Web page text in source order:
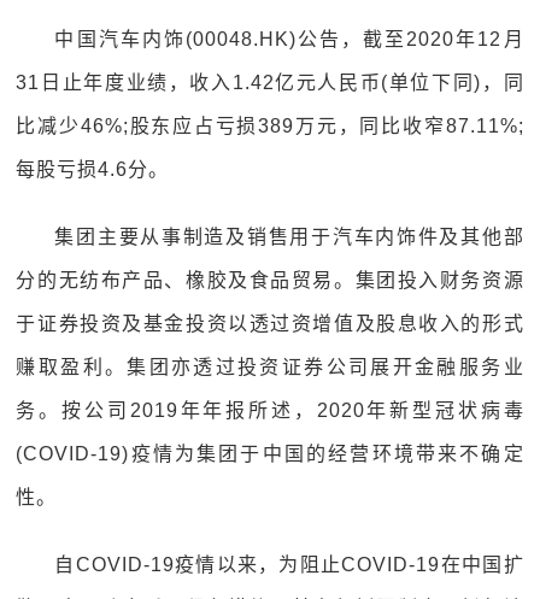
中国汽车内饰(00048.HK)公告，截至2020年12月
31日止年度业绩，收入1.42亿元人民币(单位下同)，同
比减少46%;股东应占亏损389万元，同比收窄87.11%;
每股亏损4.6分。
集团主要从事制造及销售用于汽车内饰件及其他部
分的无纺布产品、橡胶及食品贸易。集团投入财务资源
于证券投资及基金投资以透过资增值及股息收入的形式
赚取盈利。集团亦透过投资证券公司展开金融服务业
务。按公司2019年年报所述，2020年新型冠状病毒
(COVID-19)疫情为集团于中国的经营环境带来不确定
性。
自COVID-19疫情以来，为阻止COVID-19在中国扩